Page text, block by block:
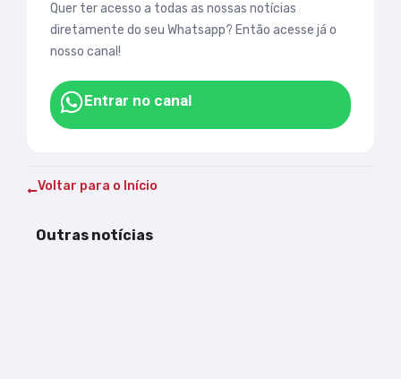
Quer ter acesso a todas as nossas notícias
diretamente do seu Whatsapp? Então acesse já o
nosso canal!
Entrar no canal
Voltar para o Início
Outras notícias